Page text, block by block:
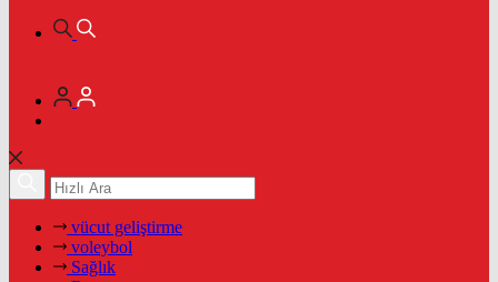
vücut geliştirme
voleybol
Sağlık